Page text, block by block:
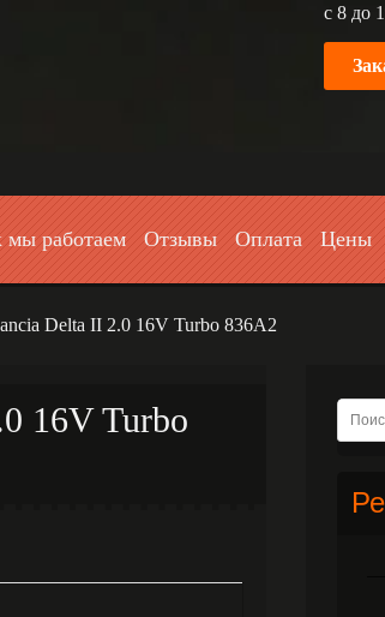
с 8 до
мы работаем Отзывы Оплата Цены
Delta II 2.0 16V Turbo 836A2
16V Turbo